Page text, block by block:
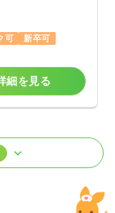
可
新卒可
細を見る